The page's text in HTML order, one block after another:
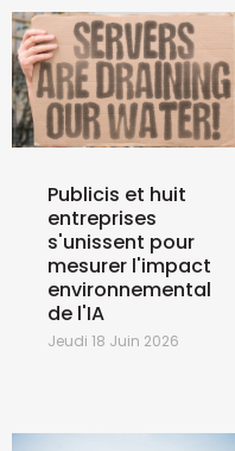
Publicis et huit
entreprises
s'unissent pour
mesurer l'impact
environnemental
de l'IA
Jeudi 18 Juin 2026